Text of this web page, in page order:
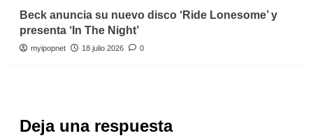
Beck anuncia su nuevo disco ‘Ride Lonesome’ y
presenta ‘In The Night’
myipopnet 18 julio 2026 0
Deja una respuesta